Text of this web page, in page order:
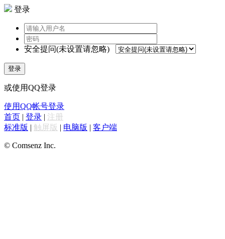
登录
安全提问(未设置请忽略)
登录
或使用QQ登录
使用QQ帐号登录
首页 | 登录 | 注册
标准版 | 触屏版 | 电脑版 | 客户端
© Comsenz Inc.